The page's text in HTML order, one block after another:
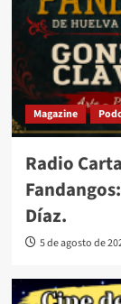
Magazine
Radio
Díaz.
5 de agosto de